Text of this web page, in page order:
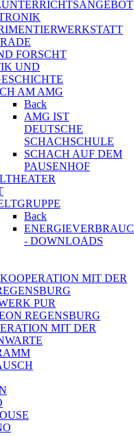
FORSCHT
UND
AM AMG
Back
AMG IST
DEUTSCHE
SCHACHSCHULE
SCHACH AUF DEM
PAUSENHOF
Back
- DOWNLOADS
MIT DER
PUR
REGENSBURG
MIT DER